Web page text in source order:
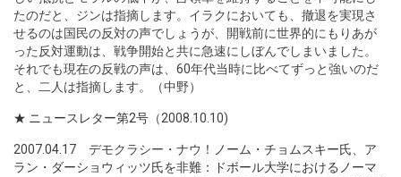
たのだと、ジンは指摘します。イラクにおいても、撤退を実現さ
せるのは国民の反対の声でしょうが、開戦前に世界的にもりあが
った反対運動は、戦争開始と共に急速にしぼんでしまいました。
それでも現在の反戦の声は、60年代当時に比べてずっと強いのだ
と、二人は指摘します。（中野）
★ ニュースレター第2号 （2008.10.10)
2007.04.17 デモクラシー・ナウ！
ノーム・チョムスキー氏、ア
ラン・ダーショウィッツ氏を非難：ドボール大学におけるノーマ